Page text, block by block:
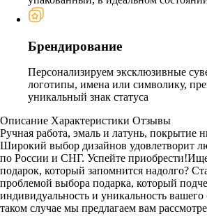
Брендирование
Персонализируем эксклюзивные
логотипы, имена или символику,
уникальный знак статуса
Описание Характеристики Отзывы
Ручная работа, эмаль и латунь, покрытие
Широкий выбор дизайнов удовлетворит
по России и СНГ. Успейте
подарок, который запомнится надолго?
проблемой выбора подарка, который
индивидуальность и уникальность вашего
таком случае мы предлагаем вам